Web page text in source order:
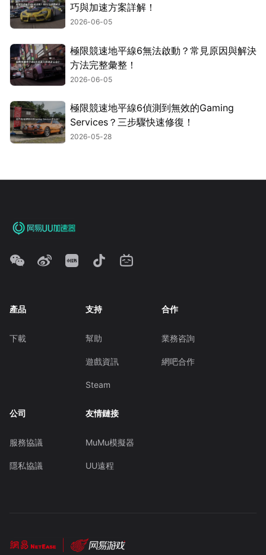
巧與加速方案詳解！
2026-06-05
極限競速地平線6無法啟動？常見原因與解決
方法完整彙整！
2026-06-05
極限競速地平線6偵測到無效的Gaming
Services？三步驟快速修復！
2026-05-28
產品
下載
支持
幫助
遊戲資訊
Steam
合作
業務咨詢
網吧合作
公司
服務協議
隱私協議
友情鏈接
MuMu模擬器
UU遠程